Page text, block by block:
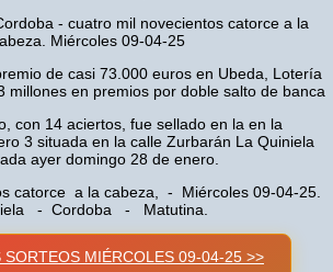
- cuatro mil novecientos catorce a la
Miércoles 09-04-25
de casi 73.000 euros en Ubeda, Lotería
millones en premios por doble salto de banca
con 14 aciertos, fue sellado en la en la
3 situada en la calle Zurbarán La Quiniela
ayer domingo 28 de enero.
catorce a la cabeza, - Miércoles 09-04-25.
- Cordoba - Matutina.
SORTEOS MIÉRCOLES 09-04-25 >>